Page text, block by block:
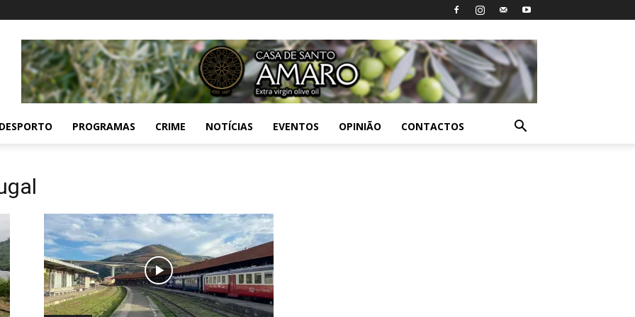
DESPORTO PROGRAMAS CRIME NOTÍCIAS EVENTOS OPINIÃO CONTACTOS